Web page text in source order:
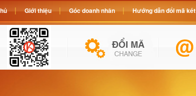
Giới thiệu Góc doanh nhân Hướng dẫn đổi mã két